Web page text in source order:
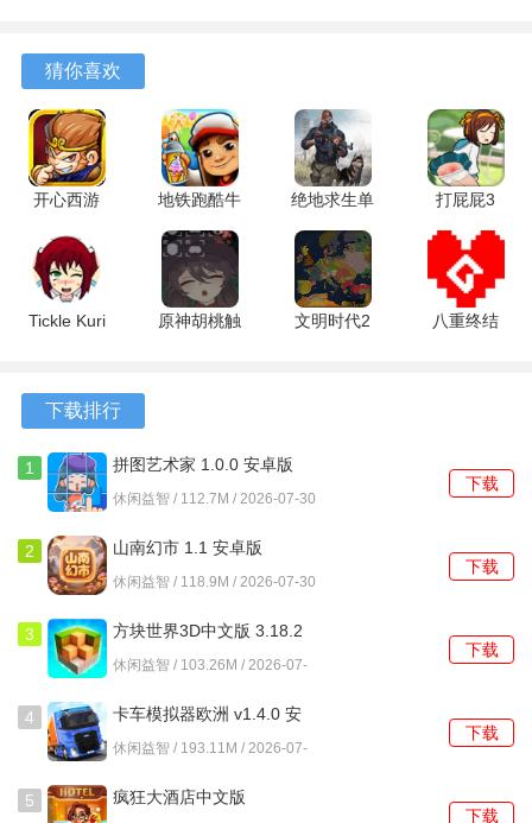
2、关卡难度曲线平缓，初期以熟悉流程为主，后续逐渐引入
需要处理多项事务的环节。
3、背景音乐风格轻快，音效如器械声、宠物叫声贴合场景，
营造出诊所的日常氛围。
空洞的说教。
宠物救援911怎么玩？
2、获取物品后需再次点击该顾客，才能完成交付，部分物品
如药品需要先在配药台进行组合。
3、完成服务后顾客会移动到收银台，点击收银台可完成结
算，连续为多位顾客结算会获得额外分数。
4、部分操作如X光检查需要等待进度条，当指针进入绿色区
域时再次点击，才能成功完成该步骤。
5、治疗台上完成宠物护理后，台面会变脏，必须点击清洁工
具进行打扫，否则无法接待下一位顾客。
6、关卡中会随机出现迷你游戏，例如快速点击消除病菌图
案，完成速度越快，获得的分数加成越高。
猜你喜欢
开心西游
版
地铁跑酷牛
津内置菜单
叶梅原创
3.19.0 安卓
版
绝地求生单
机版 1.0.11
安卓版
打屁屁3
2.0 最新版
Tickle Kuri
原神胡桃触
文明时代2
八重终结
下载排行
1 拼图艺术家 1.0.0 安卓版
休闲益智 / 112.7M / 2026-07-30
下载
2 山南幻市 1.1 安卓版
休闲益智 / 118.9M / 2026-07-30
下载
3
方块世界3D中文版 3.18.2
安卓版
休闲益智 / 103.26M / 2026-07-
下载
4
卡车模拟器欧洲 v1.4.0 安
卓版
休闲益智 / 193.11M / 2026-07-
下载
5
疯狂大酒店中文版
下载